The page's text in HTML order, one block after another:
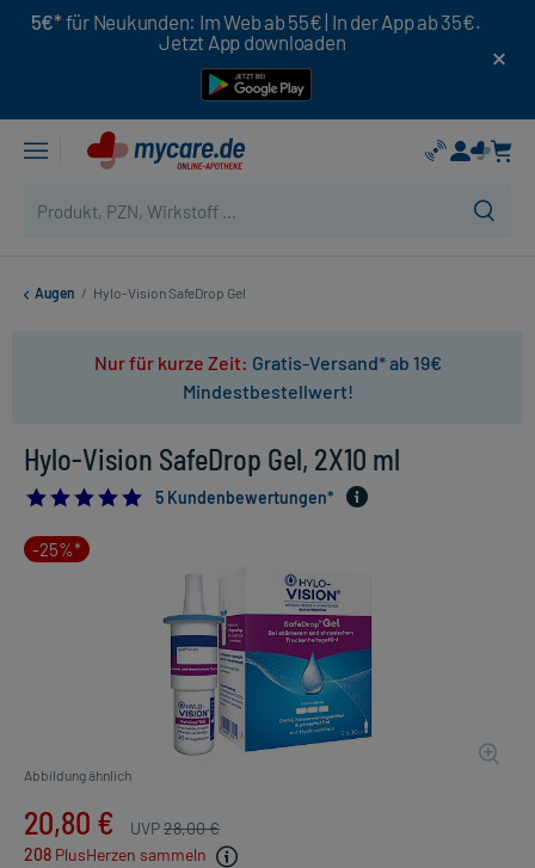
5€* für Neukunden: Im Web ab 55€ | In der App ab 35€.
Jetzt App downloaden
Augen / Hylo-Vision SafeDrop Gel
Nur für kurze Zeit: Gratis-Versand* ab 19€
Mindestbestellwert!
Hylo-Vision SafeDrop Gel, 2X10 ml
5.0
5 Kundenbewertungen*
-25%*
Abbildung ähnlich
20,80 € UVP28,00 €
208 PlusHerzen sammeln